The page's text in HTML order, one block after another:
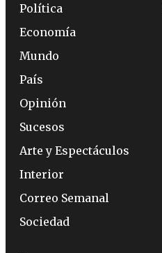
Política
Economía
Mundo
País
Opinión
Sucesos
Arte y Espectáculos
Interior
Correo Semanal
Sociedad